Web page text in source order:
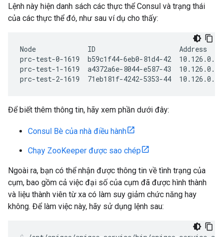
Lệnh này hiện danh sách các thực thể Consul và trạng thái
của các thực thể đó, như sau ví dụ cho thấy:
Node             ID                     Address
prc-test-0-1619  b59c1f44-6eb0-81d4-42
prc-test-1-1619  a4372a6e-8044-e587-43
prc-test-2-1619  71eb181f-4242-5353-44
Để biết thêm thông tin, hãy xem phần dưới đây:
Consul Bè của nhà điều hành
Chạy ZooKeeper được sao chép
Ngoài ra, bạn có thể nhận được thông tin về tình trạng của
cụm, bao gồm cả việc đại số của cụm đã được hình thành
và liệu thành viên từ xa có làm suy giảm chức năng hay
không. Để làm việc này, hãy sử dụng lệnh sau: